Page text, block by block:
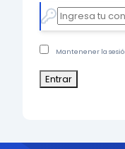
Mantenener la
Entrar